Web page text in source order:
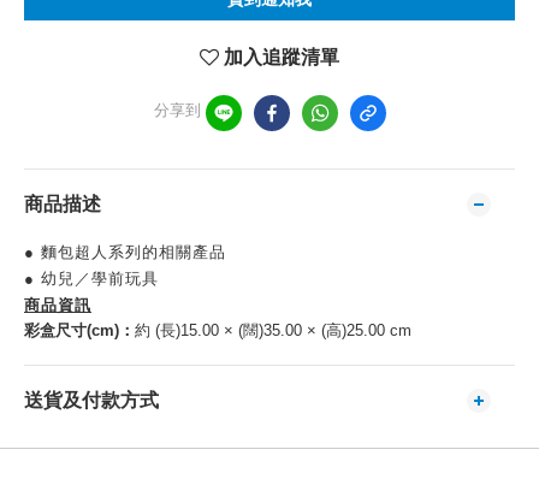
加入追蹤清單
分享到
商品描述
● 麵包超人系列的相關產品
● 幼兒／學前玩具
商品資訊
彩盒尺寸(cm)： 約 (長)15.00 × (闊)35.00 × (高)25.00 cm
送貨及付款方式